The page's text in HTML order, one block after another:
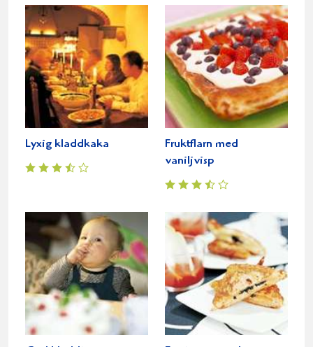
Lyxig kladdkaka
Fruktflarn med
vaniljvisp